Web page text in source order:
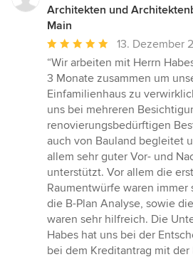
Architekten und
Main
Durchschnittliche
Bewertung:
5
von
5
Sternen
13. Dezember
“Wir arbeiten mit Herrn
3 Monate zusammen um
Einfamilienhaus zu
uns bei mehreren
renovierungsbedürftigen
auch von Bauland begleitet
allem sehr guter Vor- und
unterstützt. Vor allem die
Raumentwürfe waren
die B-Plan Analyse, sowie
waren sehr hilfreich. Die
Habes hat uns bei der
bei dem Kreditantrag mit